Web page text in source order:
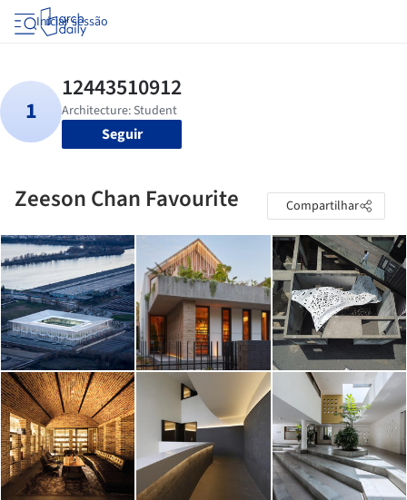
Iniciar sessão
Seguir
Zeeson Chan Favourite Compartilhar